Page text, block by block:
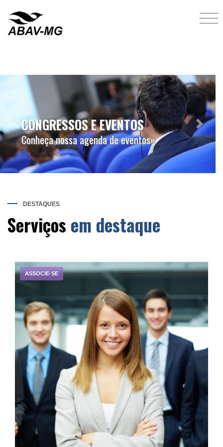
SEJA UM ASSOCIADO
Conheça as vantagens de se associar»
Previous Next
DESTAQUES
Serviços em destaque
ASSOCIE-SE